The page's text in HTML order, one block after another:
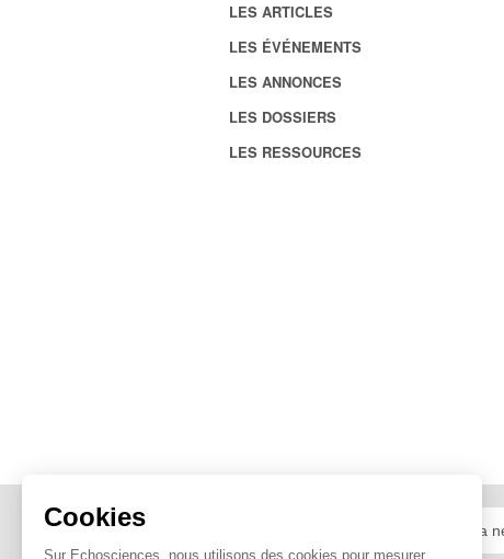
Cookies
Sur Echosciences, nous utilisons des cookies pour mesurer
LES ARTICLES
LES ÉVÉNEMENTS
LES ANNONCES
LES DOSSIERS
LES RESSOURCES